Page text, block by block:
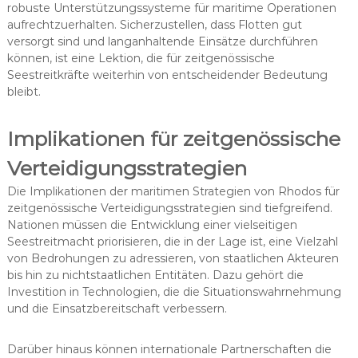
robuste Unterstützungssysteme für maritime Operationen
aufrechtzuerhalten. Sicherzustellen, dass Flotten gut
versorgt sind und langanhaltende Einsätze durchführen
können, ist eine Lektion, die für zeitgenössische
Seestreitkräfte weiterhin von entscheidender Bedeutung
bleibt.
Implikationen für zeitgenössische
Verteidigungsstrategien
Die Implikationen der maritimen Strategien von Rhodos für
zeitgenössische Verteidigungsstrategien sind tiefgreifend.
Nationen müssen die Entwicklung einer vielseitigen
Seestreitmacht priorisieren, die in der Lage ist, eine Vielzahl
von Bedrohungen zu adressieren, von staatlichen Akteuren
bis hin zu nichtstaatlichen Entitäten. Dazu gehört die
Investition in Technologien, die die Situationswahrnehmung
und die Einsatzbereitschaft verbessern.
Darüber hinaus können internationale Partnerschaften die